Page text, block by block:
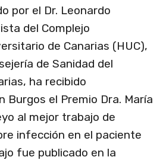
por el Dr. Leonardo
del Complejo
de Canarias (HUC),
de Sanidad del
ha recibido
Burgos el Premio Dra. María
al mejor trabajo de
infección en el paciente
fue publicado en la